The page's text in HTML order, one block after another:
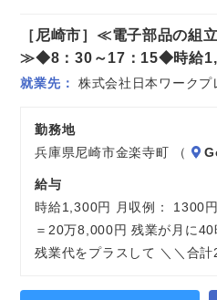
［尼崎市］≪電子部品の組
≫◆8：30～17：15◆時給
就業先 株式会社日本ワークプ
勤務地
兵庫県尼崎市金楽寺町 （
給与
時給1,300円 月収例： 1300
＝20万8,000円 残業が月に
残業代をプラスして ＼＼合